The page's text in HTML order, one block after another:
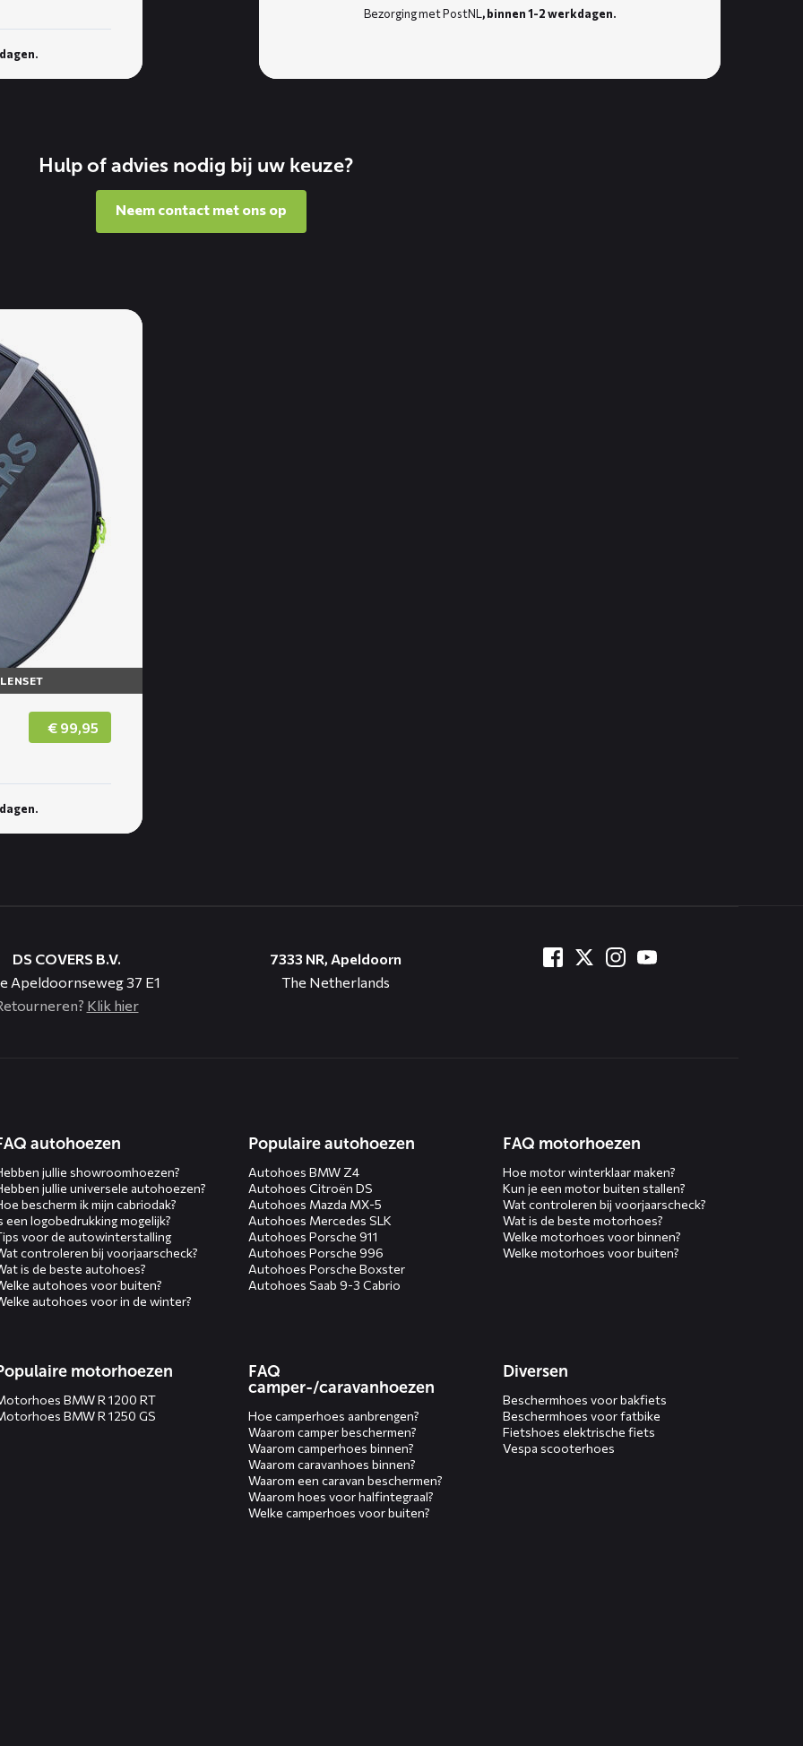
Bezorging met PostNL, binnen 1-2 werkdagen.
Hulp of advies nodig bij uw keuze?
Neem contact met ons op
€ 99,95
DS COVERS B.V.
Apeldoornseweg 37 E1
Klik hier
7333 NR, Apeldoorn
The Netherlands
autohoezen
jullie showroomhoezen?
jullie universele autohoezen?
bescherm ik mijn cabriodak?
een logobedrukking mogelijk?
voor de autowinterstalling
controleren bij voorjaarscheck?
is de beste autohoes?
autohoes voor buiten?
autohoes voor in de winter?
Populaire autohoezen
Autohoes BMW Z4
Autohoes Citroën DS
Autohoes Mazda MX-5
Autohoes Mercedes SLK
Autohoes Porsche 911
Autohoes Porsche 996
Autohoes Porsche Boxster
Autohoes Saab 9-3 Cabrio
FAQ motorhoezen
Hoe motor winterklaar maken?
Kun je een motor buiten stallen?
Wat controleren bij voorjaarscheck?
Wat is de beste motorhoes?
Welke motorhoes voor binnen?
Welke motorhoes voor buiten?
motorhoezen
BMW R 1200 RT
BMW R 1250 GS
FAQ
camper-/caravanhoezen
Hoe camperhoes aanbrengen?
Waarom camper beschermen?
Waarom camperhoes binnen?
Waarom caravanhoes binnen?
Waarom een caravan beschermen?
Waarom hoes voor halfintegraal?
Welke camperhoes voor buiten?
Diversen
Beschermhoes voor bakfiets
Beschermhoes voor fatbike
Fietshoes elektrische fiets
Vespa scooterhoes